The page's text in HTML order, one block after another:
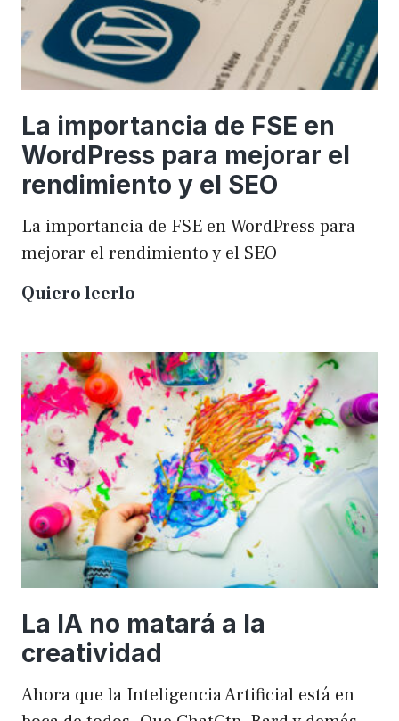
La importancia de FSE en
WordPress para mejorar el
rendimiento y el SEO
La importancia de FSE en WordPress para
mejorar el rendimiento y el SEO
Quiero leerlo
de
FSE
en
WordPress
para
mejorar
el
rendimiento
y
el
SEO
La IA no matará a la
creatividad
Ahora que la Inteligencia Artificial está en